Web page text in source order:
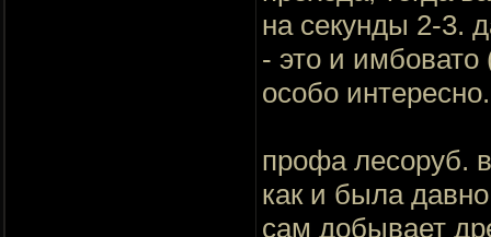
на секунды 2-3.
- это и имбовато
особо интересно.
профа лесоруб.
как и была
сам добывает